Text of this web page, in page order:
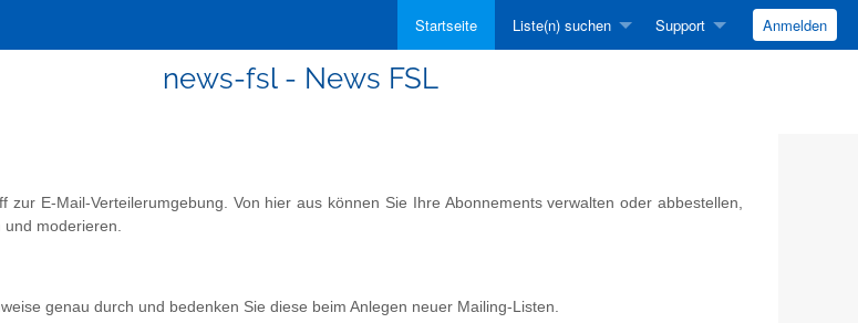
Startseite Liste(n) suchen Support Anmelden
news-fsl - News FSL
zur E-Mail-Verteilerumgebung. Von hier aus können Sie Ihre Abonnements verwalten oder abbestellen,
moderieren.
genau durch und bedenken Sie diese beim Anlegen neuer Mailing-Listen.